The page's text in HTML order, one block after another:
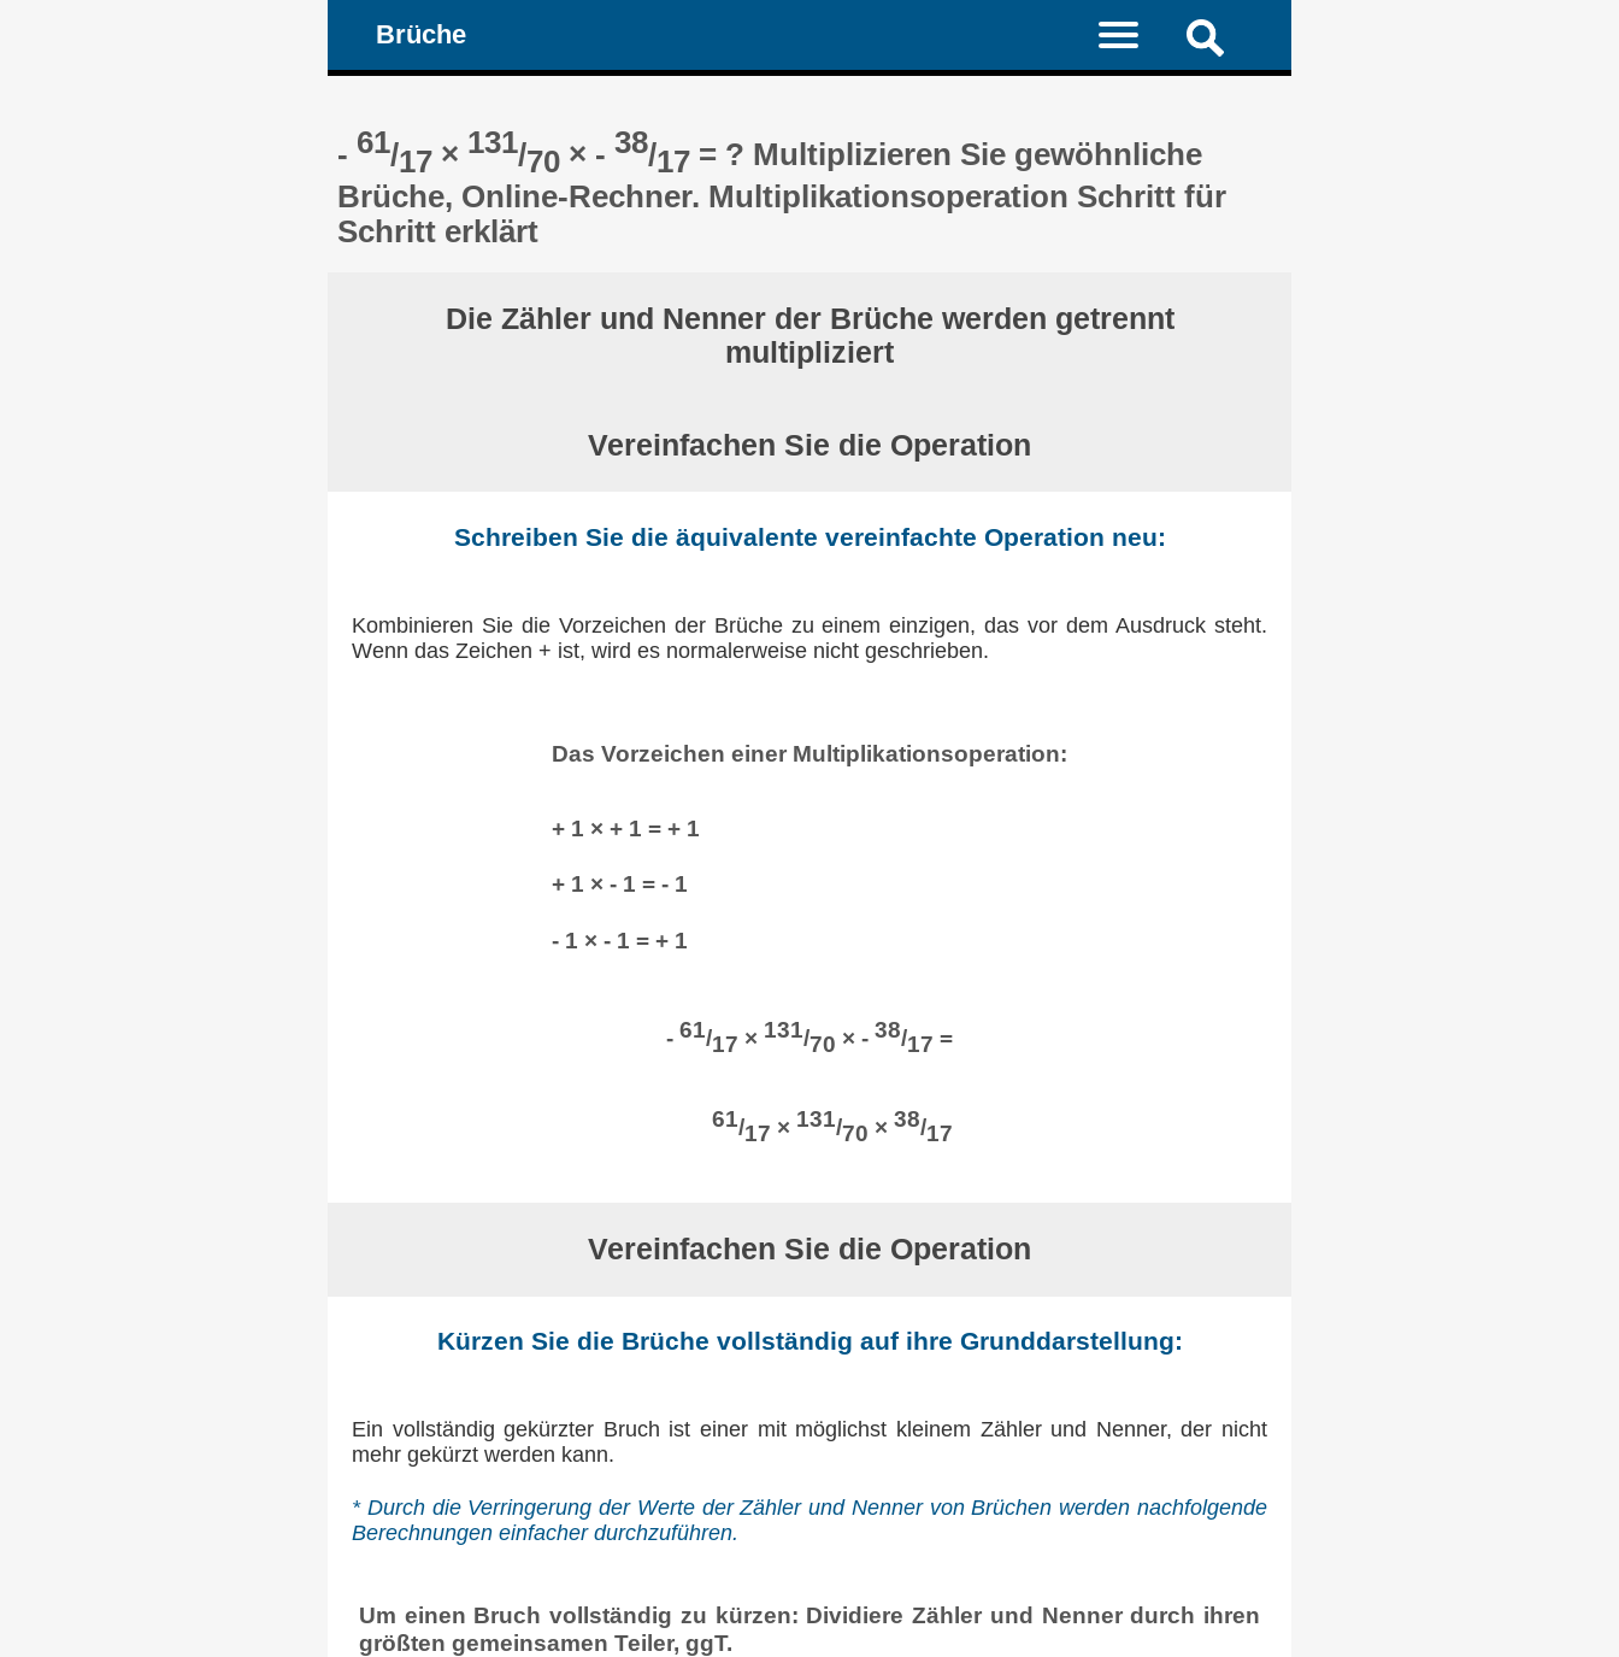
Brüche
- 61/17 × 131/70 × - 38/17 = ? Multiplizieren Sie gewöhnliche
Brüche, Online-Rechner. Multiplikationsoperation Schritt für
Schritt erklärt
Die Zähler und Nenner der Brüche werden getrennt
multipliziert
Vereinfachen Sie die Operation
Schreiben Sie die äquivalente vereinfachte Operation neu:
Kombinieren Sie die Vorzeichen der Brüche zu einem einzigen, das vor dem Ausdruck steht.
Wenn das Zeichen + ist, wird es normalerweise nicht geschrieben.
Das Vorzeichen einer Multiplikationsoperation:
+ 1 × + 1 = + 1
+ 1 × - 1 = - 1
- 1 × - 1 = + 1
- 61/17 × 131/70 × - 38/17 =
61/17 × 131/70 × 38/17
Vereinfachen Sie die Operation
Kürzen Sie die Brüche vollständig auf ihre Grunddarstellung:
Ein vollständig gekürzter Bruch ist einer mit möglichst kleinem Zähler und Nenner, der nicht
mehr gekürzt werden kann.
* Durch die Verringerung der Werte der Zähler und Nenner von Brüchen werden nachfolgende
Berechnungen einfacher durchzuführen.
Um einen Bruch vollständig zu kürzen: Dividiere Zähler und Nenner durch ihren
größten gemeinsamen Teiler, ggT.